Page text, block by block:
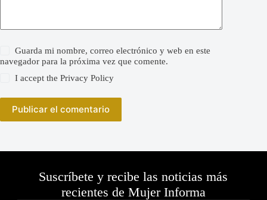
Guarda mi nombre, correo electrónico y web en este
navegador para la próxima vez que comente.
I accept thePrivacy Policy
Publicar el comentario
Suscríbete y recibe las noticias más
recientes de Mujer Informa